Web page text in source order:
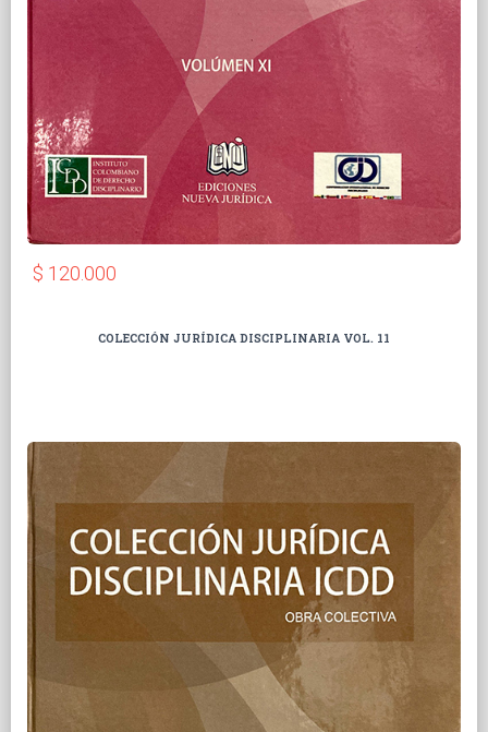
$ 120.000
COLECCIÓN JURÍDICA DISCIPLINARIA VOL. 11